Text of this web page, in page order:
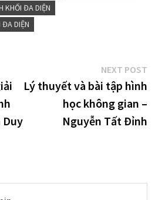
KHỐI ĐA DIỆN
ĐA DIỆN
Duy
NEXT POST
Lý thuyết và bài tập hình
học không gian –
Nguyễn Tất Đỉnh